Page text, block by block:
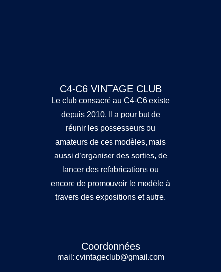
C4-C6 VINTAGE CLUB
Le club consacré au C4-C6 existe
depuis 2010. Il a pour but de
réunir les possesseurs ou
amateurs de ces modèles, mais
aussi d’organiser des sorties, de
lancer des refabrications ou
encore de promouvoir le modèle à
travers des expositions et autre.
Coordonnées
mail: cvintageclub@gmail.com